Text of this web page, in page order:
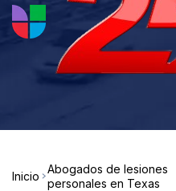
Inicio
Abogados de lesiones
personales en Texas